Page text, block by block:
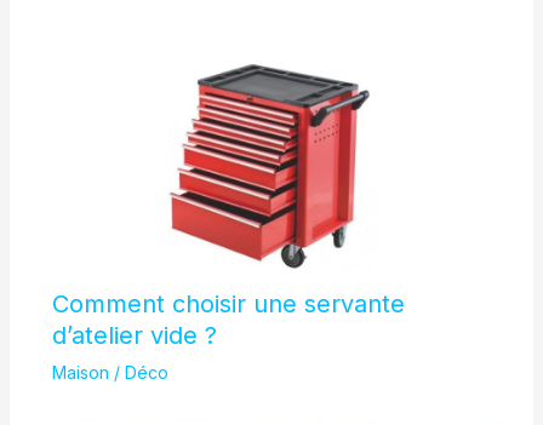
Comment choisir une servante
d’atelier vide ?
Maison / Déco